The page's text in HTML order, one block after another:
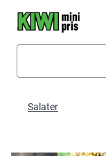
Salater